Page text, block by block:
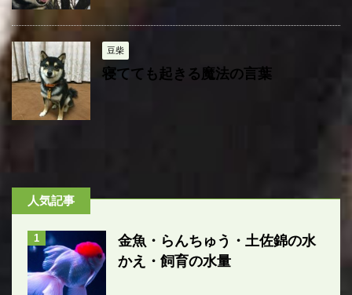
豆柴
寝てても起きる魔法の言葉
人気記事
1
金魚・らんちゅう・土佐錦の水
かえ・飼育の水量